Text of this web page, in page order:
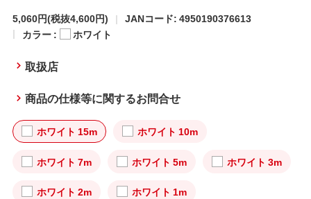
5,060円(税抜4,600円)
JANコード: 4950190376613
カラー :
ホワイト
取扱店
商品の仕様等に関するお問合せ
ホワイト 15m ホワイト 10m
ホワイト 7m ホワイト 5m ホワイト 3m
ホワイト 2m ホワイト 1m